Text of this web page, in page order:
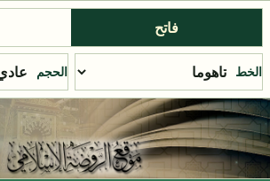
فاتح
الخط الحجم